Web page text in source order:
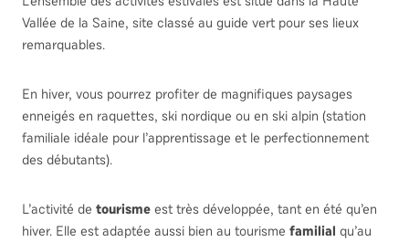
Vallée de la Saine, site classé au guide vert pour ses lieux
remarquables.
En hiver, vous pourrez profiter de magnifiques paysages
enneigés en raquettes, ski nordique ou en ski alpin (station
familiale idéale pour l’apprentissage et le perfectionnement
des débutants).
L’activité detourisme est très développée, tant en été qu’en
hiver. Elle est adaptée aussi bien au tourismefamilial qu’au